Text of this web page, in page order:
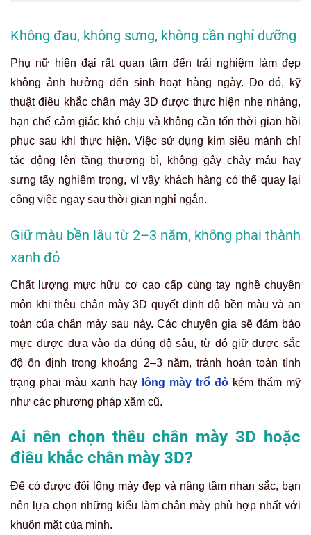
Không đau, không sưng, không cần nghỉ dưỡng
Phụ nữ hiện đại rất quan tâm đến trải nghiệm làm đẹp
không ảnh hưởng đến sinh hoạt hàng ngày. Do đó, kỹ
thuật điêu khắc chân mày 3D được thực hiện nhẹ nhàng,
hạn chế cảm giác khó chịu và không cần tốn thời gian hồi
phục sau khi thực hiện. Việc sử dụng kim siêu mảnh chỉ
tác động lên tầng thượng bì, không gây chảy máu hay
sưng tấy nghiêm trọng, vì vậy khách hàng có thể quay lại
công việc ngay sau thời gian nghỉ ngắn.
Giữ màu bền lâu từ 2–3 năm, không phai thành
xanh đỏ
Chất lượng mực hữu cơ cao cấp cùng tay nghề chuyên
môn khi thêu chân mày 3D quyết định độ bền màu và an
toàn của chân mày sau này. Các chuyên gia sẽ đảm bảo
mực được đưa vào da đúng độ sâu, từ đó giữ được sắc
độ ổn định trong khoảng 2–3 năm, tránh hoàn toàn tình
trạng phai màu xanh hay lông mày trổ đỏ kém thẩm mỹ
như các phương pháp xăm cũ.
Ai nên chọn thêu chân mày 3D hoặc
điêu khắc chân mày 3D?
Để có được đôi lộng mày đẹp và nâng tầm nhan sắc, bạn
nên lựa chọn những kiểu làm chân mày phù hợp nhất với
khuôn mặt của mình.